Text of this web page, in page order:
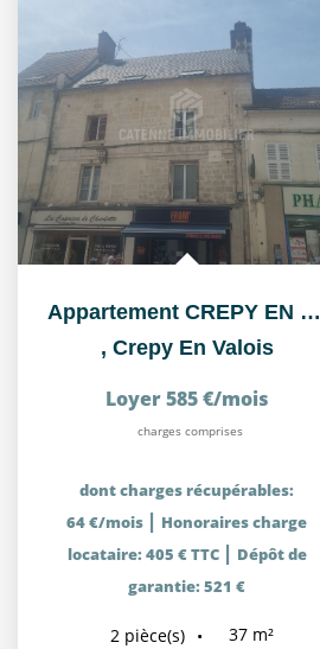
Appartement CREPY EN VALOIS - 2 pièce(s) 36.85 m²
, Crepy En Valois
Loyer 585 €/mois
charges comprises
dont charges récupérables:
64 €/mois | Honoraires charge
locataire: 405 € TTC | Dépôt de
garantie: 521 €
2 pièce(s) 37 m²